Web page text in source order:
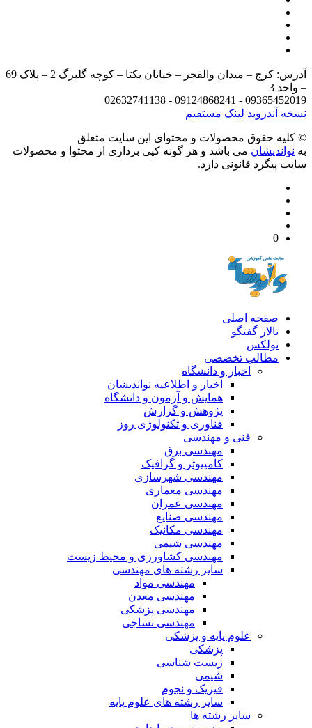
آدرس: کرج – میدان والفجر – خیابان یکتا – کوچه گلبرگ 2 – پلاک 69
3
09365452019 - 09124868241 -
آندرویدلینک مستقیم
حقوق محصولات و محتوای اين سایت متعلق
می باشد و هر گونه کپی برداری از محتوا و محصولات
پیگرد قانونی دارد.
صفحه اصلی
تالار گفتگو
نولکس
مطالب تخصصی
اخبار و دانشگاه
اخبار و اطلاعیه نواندیشان
همایش و آزمون و دانشگاه
پژوهش و گزارش
فناوری و تکنولوژی روز
فنی و مهندسی
مهندسی برق
کامپیوتر و گرافیک
مهندسی شهرسازی
مهندسی معماری
مهندسی عمران
مهندسی صنایع
مهندسی مکانیک
مهندسی شیمی
مهندسی کشاورزی و محیط زیست
سایر رشته های مهندسی
مهندسی مواد
مهندسی معدن
مهندسی پزشکی
مهندسی نساجی
علوم پایه و پزشکی
پزشکی
زیست شناسی
شیمی
فیزیک و نجوم
سایر رشته های علوم پایه
سایر رشته ها